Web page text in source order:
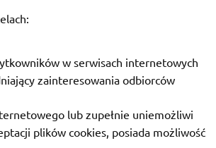
w serwisach internetowych
zainteresowania odbiorców
lub zupełnie uniemożliwi
plików cookies, posiada możliwość